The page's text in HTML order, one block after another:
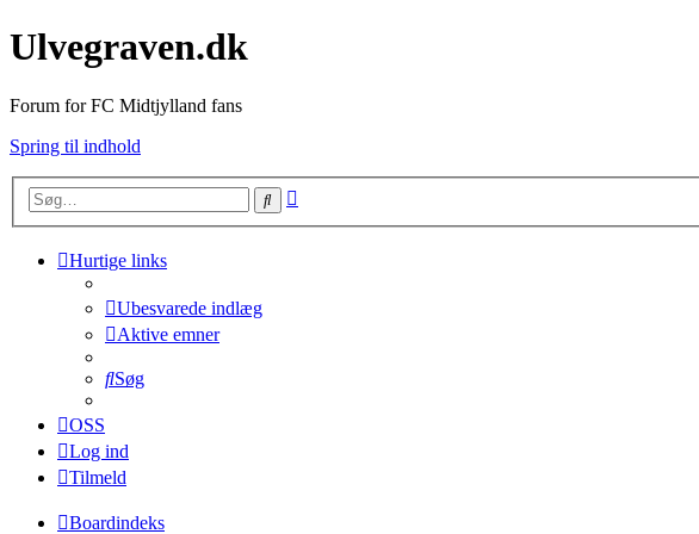
Ulvegraven.dk
Forum for FC Midtjylland fans
Spring til indhold
Søg
Hurtige links
Ubesvarede indlæg
Aktive emner
Søg
OSS
Log ind
Tilmeld
Boardindeks